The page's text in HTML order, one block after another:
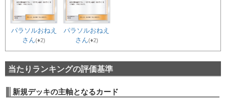
パラソルおねえ
さん(♦2)
パラソルおねえ
さん(♦2)
当たりランキングの評価基準
新規デッキの主軸となるカード